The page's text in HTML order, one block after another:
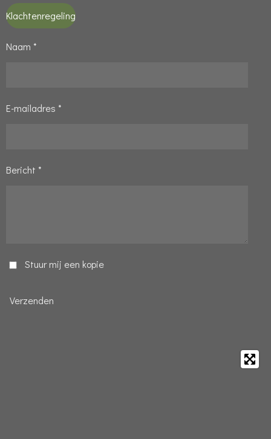
Klachtenregeling
Naam *
E-mailadres *
Bericht *
Stuur mij een kopie
Verzenden